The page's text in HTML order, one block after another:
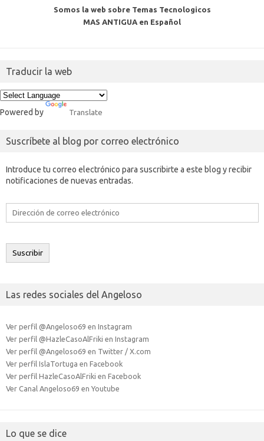
Somos la web sobre Temas Tecnologicos
MAS ANTIGUA en Español
Traducir la web
Powered by Translate
Suscríbete al blog por correo electrónico
Introduce tu correo electrónico para suscribirte a este blog y recibir
notificaciones de nuevas entradas.
Dirección
electrónico
Suscribir
Las redes sociales del Angeloso
Ver perfil @Angeloso69 en Instagram
Ver perfil @HazleCasoAlFriki en Instagram
Ver perfil @Angeloso69 en Twitter / X.com
Ver perfil IslaTortuga en Facebook
Ver perfil HazleCasoAlFriki en Facebook
Ver Canal Angeloso69 en Youtube
Lo que se dice